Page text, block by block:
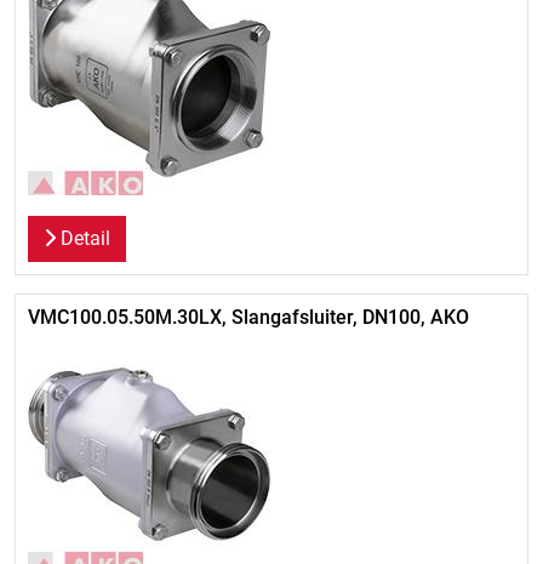
Detail
VMC100.05.50M.30LX, Slangafsluiter, DN100, AKO